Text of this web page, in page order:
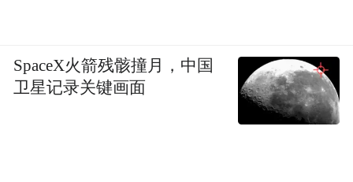
SpaceX火箭残骸撞月，中国
卫星记录关键画面